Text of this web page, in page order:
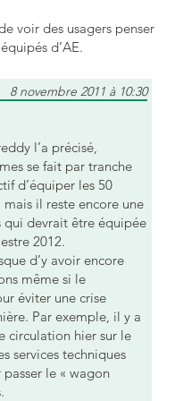
voir des usagers penser
d’AE.
8 novembre 2011 à 10:30
l’a précisé,
se fait par tranche
d’équiper les 50
il reste encore une
qui devrait être équipée
2012.
d’y avoir encore
même si le
éviter une crise
Par exemple, il y a
circulation hier sur le
services techniques
le « wagon